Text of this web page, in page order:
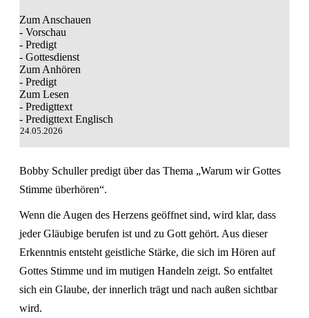
Zum Anschauen
- Vorschau
- Predigt
- Gottesdienst
Zum Anhören
- Predigt
Zum Lesen
- Predigttext
- Predigttext Englisch
24.05.2026
Bobby Schuller predigt über das Thema „Warum wir Gottes
Stimme überhören“.
Wenn die Augen des Herzens geöffnet sind, wird klar, dass
jeder Gläubige berufen ist und zu Gott gehört. Aus dieser
Erkenntnis entsteht geistliche Stärke, die sich im Hören auf
Gottes Stimme und im mutigen Handeln zeigt. So entfaltet
sich ein Glaube, der innerlich trägt und nach außen sichtbar
wird.